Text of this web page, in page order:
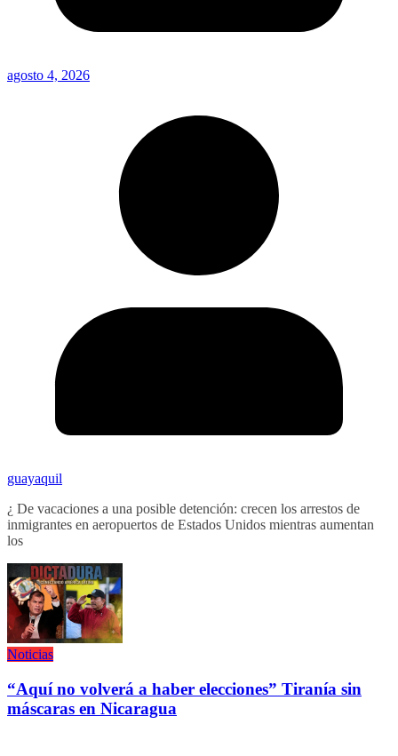
agosto 4, 2026
guayaquil
¿ De vacaciones a una posible detención: crecen los arrestos de
inmigrantes en aeropuertos de Estados Unidos mientras aumentan
los
Noticias
“Aquí no volverá a haber elecciones” Tiranía sin
máscaras en Nicaragua